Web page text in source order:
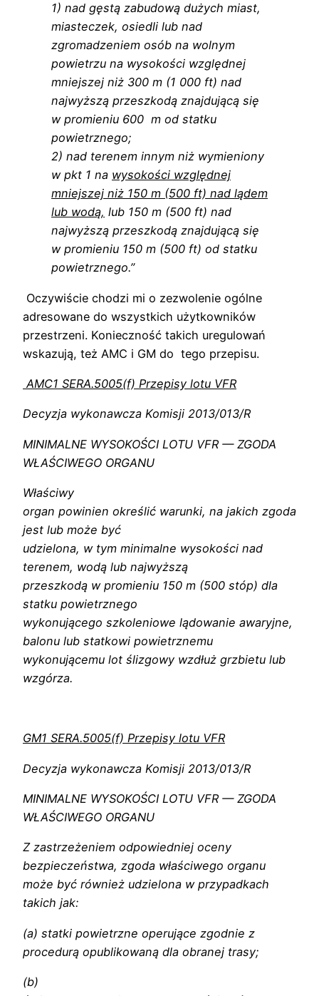
1) nad gęstą zabudową dużych miast,
miasteczek, osiedli lub nad
zgromadzeniem osób na wolnym
powietrzu na wysokości względnej
mniejszej niż 300 m (1 000 ft) nad
najwyższą przeszkodą znajdującą się
w promieniu 600 m od statku
powietrznego;
2) nad terenem innym niż wymieniony
w pkt 1 na wysokości względnej
mniejszej niż 150 m (500 ft) nad lądem
lub wodą, lub 150 m (500 ft) nad
najwyższą przeszkodą znajdującą się
w promieniu 150 m (500 ft) od statku
powietrznego.”
Oczywiście chodzi mi o zezwolenie ogólne
adresowane do wszystkich użytkowników
przestrzeni. Konieczność takich uregulowań
wskazują, też AMC i GM do tego przepisu.
AMC1 SERA.5005(f) Przepisy lotu VFR
Decyzja wykonawcza Komisji 2013/013/R
MINIMALNE WYSOKOŚCI LOTU VFR — ZGODA
WŁAŚCIWEGO ORGANU
Właściwy
organ powinien określić warunki, na jakich zgoda
jest lub może być
udzielona, w tym minimalne wysokości nad
terenem, wodą lub najwyższą
przeszkodą w promieniu 150 m (500 stóp) dla
statku powietrznego
wykonującego szkoleniowe lądowanie awaryjne,
balonu lub statkowi powietrznemu
wykonującemu lot ślizgowy wzdłuż grzbietu lub
wzgórza.
GM1 SERA.5005(f) Przepisy lotu VFR
Decyzja wykonawcza Komisji 2013/013/R
MINIMALNE WYSOKOŚCI LOTU VFR — ZGODA
WŁAŚCIWEGO ORGANU
Z zastrzeżeniem odpowiedniej oceny
bezpieczeństwa, zgoda właściwego organu
może być również udzielona w przypadkach
takich jak:
(a) statki powietrzne operujące zgodnie z
procedurą opublikowaną dla obranej trasy;
(b)